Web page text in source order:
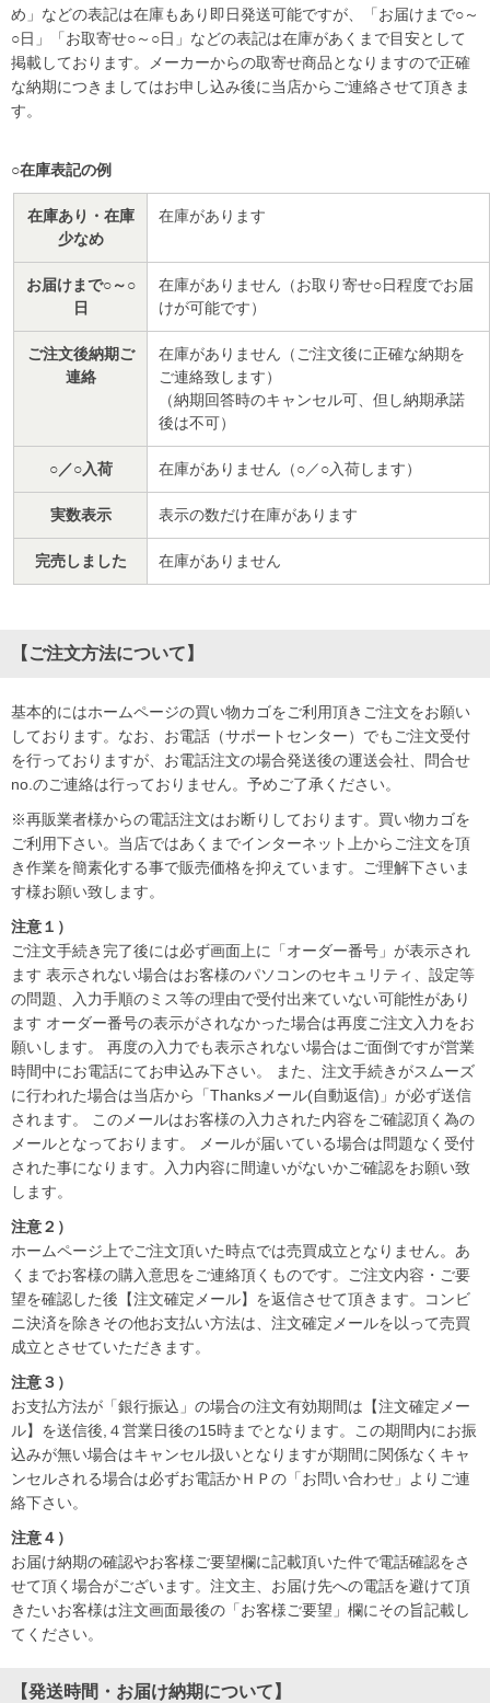
め」などの表記は在庫もあり即日発送可能ですが、「お届けまで○～
○日」「お取寄せ○～○日」などの表記は在庫があくまで目安として
掲載しております。メーカーからの取寄せ商品となりますので正確
な納期につきましてはお申し込み後に当店からご連絡させて頂きま
す。
○在庫表記の例
在庫あり・在庫
少なめ
在庫があります
お届けまで○～○
日
在庫がありません（お取り寄せ○日程度でお届
けが可能です）
ご注文後納期ご
連絡
在庫がありません（ご注文後に正確な納期を
ご連絡致します）
（納期回答時のキャンセル可、但し納期承諾
後は不可）
○／○入荷 在庫がありません（○／○入荷します）
実数表示 表示の数だけ在庫があります
完売しました 在庫がありません
【ご注文方法について】
基本的にはホームページの買い物カゴをご利用頂きご注文をお願い
しております。なお、お電話（サポートセンター）でもご注文受付
を行っておりますが、お電話注文の場合発送後の運送会社、問合せ
no.のご連絡は行っておりません。予めご了承ください。
※再販業者様からの電話注文はお断りしております。買い物カゴを
ご利用下さい。当店ではあくまでインターネット上からご注文を頂
き作業を簡素化する事で販売価格を抑えています。ご理解下さいま
す様お願い致します。
注意１）
ご注文手続き完了後には必ず画面上に「オーダー番号」が表示され
ます 表示されない場合はお客様のパソコンのセキュリティ、設定等
の問題、入力手順のミス等の理由で受付出来ていない可能性があり
ます オーダー番号の表示がされなかった場合は再度ご注文入力をお
願いします。 再度の入力でも表示されない場合はご面倒ですが営業
時間中にお電話にてお申込み下さい。 また、注文手続きがスムーズ
に行われた場合は当店から「Thanksメール(自動返信)」が必ず送信
されます。 このメールはお客様の入力された内容をご確認頂く為の
メールとなっております。 メールが届いている場合は問題なく受付
された事になります。入力内容に間違いがないかご確認をお願い致
します。
注意２）
ホームページ上でご注文頂いた時点では売買成立となりません。あ
くまでお客様の購入意思をご連絡頂くものです。ご注文内容・ご要
望を確認した後【注文確定メール】を返信させて頂きます。コンビ
ニ決済を除きその他お支払い方法は、注文確定メールを以って売買
成立とさせていただきます。
注意３）
お支払方法が「銀行振込」の場合の注文有効期間は【注文確定メー
ル】を送信後,４営業日後の15時までとなります。この期間内にお振
込みが無い場合はキャンセル扱いとなりますが期間に関係なくキャ
ンセルされる場合は必ずお電話かＨＰの「お問い合わせ」よりご連
絡下さい。
注意４）
お届け納期の確認やお客様ご要望欄に記載頂いた件で電話確認をさ
せて頂く場合がございます。注文主、お届け先への電話を避けて頂
きたいお客様は注文画面最後の「お客様ご要望」欄にその旨記載し
てください。
【発送時間・お届け納期について】